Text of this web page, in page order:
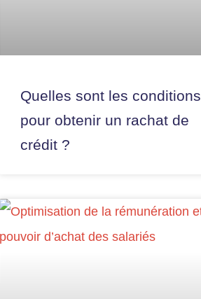
Quelles sont les conditions
pour obtenir un rachat de
crédit ?